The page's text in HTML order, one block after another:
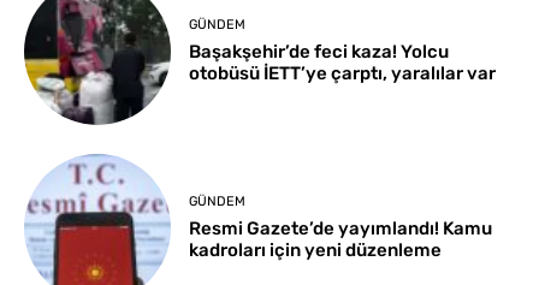
GÜNDEM
Başakşehir’de feci kaza! Yolcu
otobüsü İETT’ye çarptı, yaralılar var
GÜNDEM
Resmi Gazete’de yayımlandı! Kamu
kadroları için yeni düzenleme